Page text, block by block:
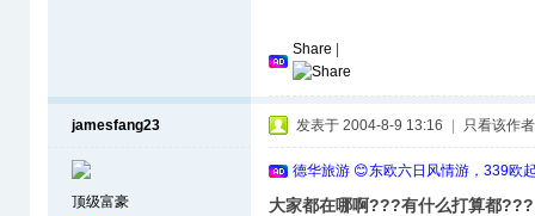
Share
jamesfang23
顶级富豪
发表于 2004-8-9 13:16 只看该作者
德华旅游 😊东欧六日风情游，339欧
大家都在哪啊???有什么打算都???